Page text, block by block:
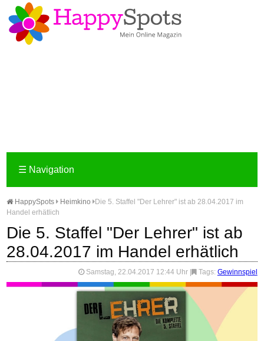
☰ Navigation
HappySpots Heimkino
Die 5. Staffel "Der Lehrer" ist ab 28.04.2017 im
Handel erhätlich
Die 5. Staffel "Der Lehrer" ist ab
28.04.2017 im Handel erhätlich
Samstag, 22.04.2017 12:44 Uhr Tags: Gewinnspiel